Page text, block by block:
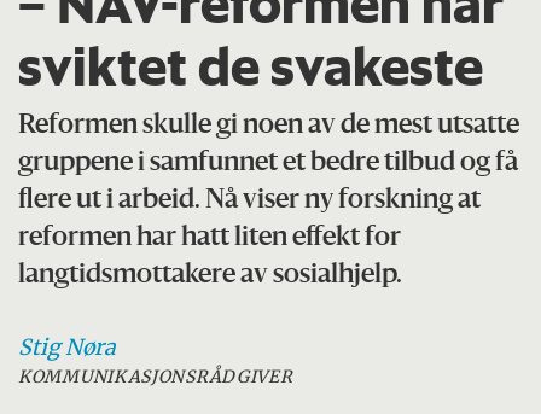
sviktet de svakeste
Reformen skulle gi noen av de mest utsatte
gruppene i samfunnet et bedre tilbud og få
flere ut i arbeid. Nå viser ny forskning at
reformen har hatt liten effekt for
langtidsmottakere av sosialhjelp.
StigNøra
KOMMUNIKASJONSRÅDGIVER